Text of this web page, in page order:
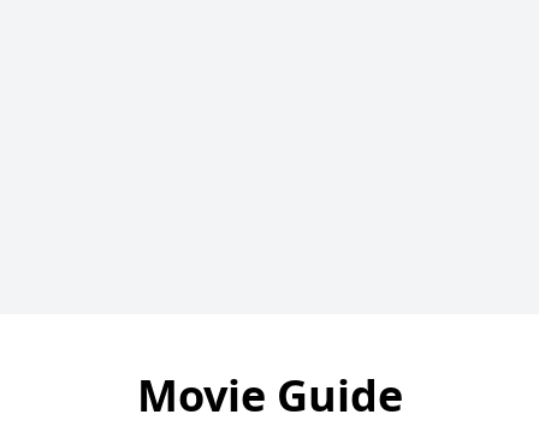
Movie Guide